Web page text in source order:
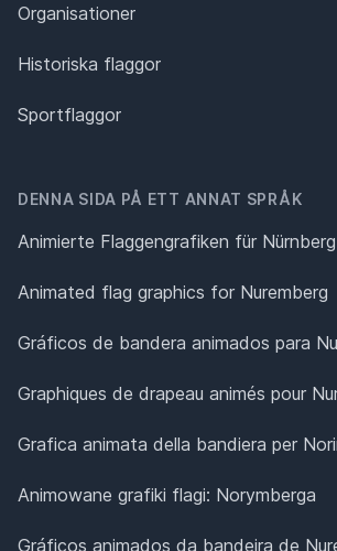
Organisationer
Historiska flaggor
Sportflaggor
DENNA SIDA PÅ ETT ANNAT SPRÅK
Animierte Flaggengrafiken für Nürnberg
Animated flag graphics for Nuremberg
Gráficos de bandera animados para
Graphiques de drapeau animés pour
Grafica animata della bandiera per
Animowane grafiki flagi: Norymberga
Gráficos animados da bandeira de